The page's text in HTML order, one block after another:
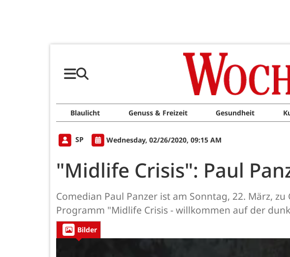
Blaulicht Genuss & Freizeit Gesundheit
SP Wednesday, 02/26/2020, 09:15 AM
"Midlife Crisis": Paul
Comedian Paul Panzer ist am Sonntag, 22. März,
Programm "Midlife Crisis - willkommen auf der
Bilder